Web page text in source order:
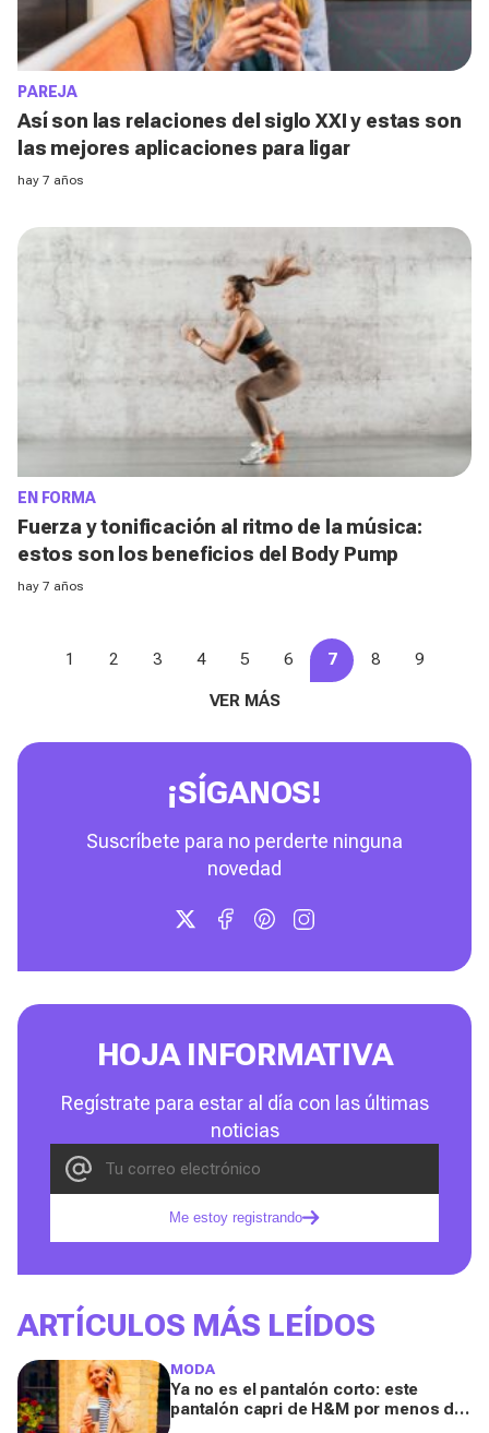
PAREJA
Así son las relaciones del siglo XXI y estas son
las mejores aplicaciones para ligar
hay 7 años
EN FORMA
Fuerza y tonificación al ritmo de la música:
estos son los beneficios del Body Pump
hay 7 años
1 2 3 4 5 6 7 8 9
VER MÁS
¡SÍGANOS!
Suscríbete para no perderte ninguna
novedad
HOJA INFORMATIVA
Regístrate para estar al día con las últimas
noticias
Me estoy registrando
ARTÍCULOS MÁS LEÍDOS
MODA
Ya no es el pantalón corto: este
pantalón capri de H&M por menos de